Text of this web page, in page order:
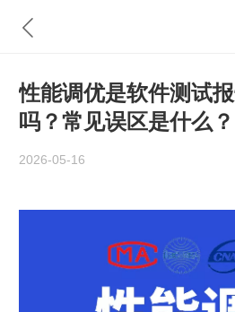
性能调优是软件测试
吗？常见误区是什么？
2026-05-16